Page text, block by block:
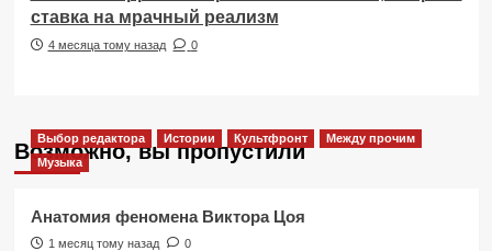
ставка на мрачный реализм
4 месяца тому назад 0
Возможно, вы пропустили
Выбор редактора Истории Культфронт
Между прочим
Музыка
Анатомия феномена Виктора Цоя
1 месяц тому назад 0